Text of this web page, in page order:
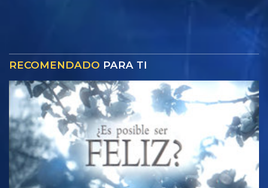
RECOMENDADO PARA TI